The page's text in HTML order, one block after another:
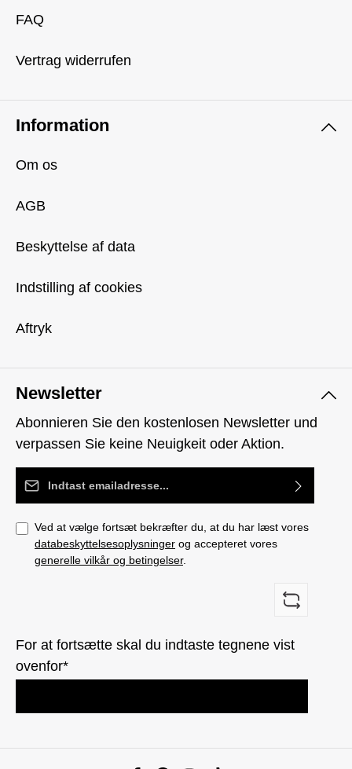
Newsletter
Abonnieren Sie den kostenlosen Newsletter und
verpassen Sie keine Neuigkeit oder Aktion.
Email adresse*
Ved at vælge fortsæt bekræfter du, at du har læst vores
databeskyttelsesoplysninger og accepteret vores
generelle vilkår og betingelser.
For at fortsætte skal du indtaste tegnene vist
ovenfor*
FAQ
Vertrag widerrufen
Information
Om os
AGB
Beskyttelse af data
Indstilling af cookies
Aftryk